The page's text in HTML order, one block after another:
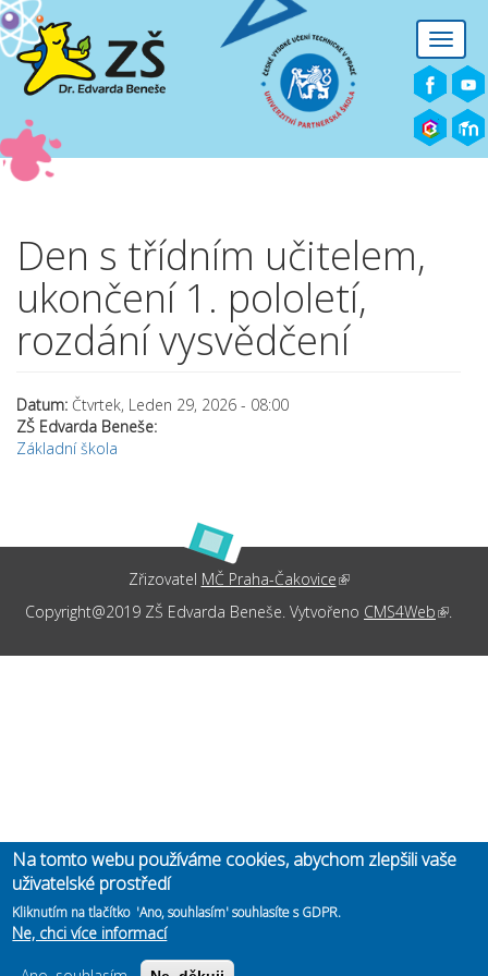
Přejít k hlavnímu obsahu
Toggle
Den s třídním učitelem,
ukončení 1. pololetí,
rozdání vysvědčení
Datum: Čtvrtek, Leden 29, 2026 - 08:00
ZŠ Edvarda Beneše:
Základní škola
Zřizovatel MČ Praha-Čakovice(link is external)
Copyright@2019 ZŠ Edvarda Beneše. Vytvořeno CMS4Web (link is
.
Na tomto webu používáme cookies, abychom zlepšili vaše
uživatelské prostředí
Kliknutím na tlačítko 'Ano, souhlasím' souhlasíte s GDPR.
Ne, chci více informací